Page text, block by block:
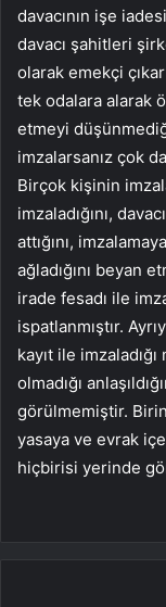
davacının işe
davacı şahitleri
olarak emekçi
tek odalara alarak
etmeyi
imzalarsanız çok
Birçok kişinin
imzaladığını,
attığını,
ağladığını beyan
irade fesadı ile
ispatlanmıştır.
kayıt ile
olmadığı
görülmemiştir.
yasaya ve evrak
hiçbirisi yerinde